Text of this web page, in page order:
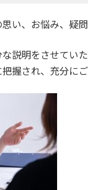
い、お悩み、疑
説明をさせていた
握され、充分に